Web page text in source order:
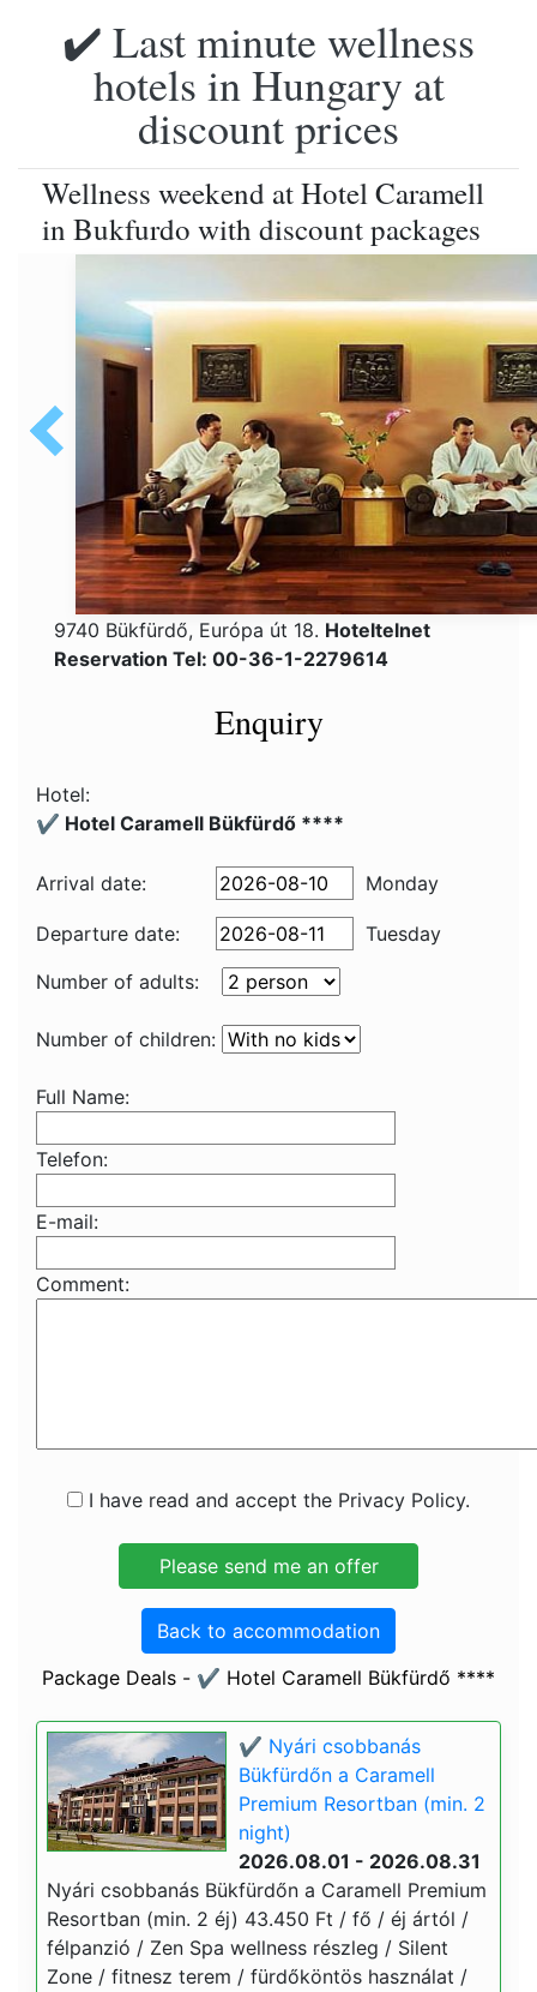
✔️ Last minute wellness
hotels in Hungary at
discount prices
Wellness weekend at Hotel Caramell
in Bukfurdo with discount packages
9740 Bükfürdő, Európa út 18. Hoteltelnet
Reservation Tel: 00-36-1-2279614
Enquiry
Hotel:
✔️ Hotel Caramell Bükfürdő ****
Arrival date: Monday
Departure date:
Tuesday
Number of adults:
Number of children:
Full Name:
Telefon:
E-mail:
Comment:
I have read and accept the Privacy Policy.
Back to accommodation
Package Deals - ✔️ Hotel Caramell Bükfürdő ****
✔️ Nyári csobbanás
Bükfürdőn a Caramell
Premium Resortban (min. 2
night)
2026.08.01 - 2026.08.31
Nyári csobbanás Bükfürdőn a Caramell Premium
Resortban (min. 2 éj) 43.450 Ft / fő / éj ártól /
félpanzió / Zen Spa wellness részleg / Silent
Zone / fitnesz terem / fürdőköntös használat /